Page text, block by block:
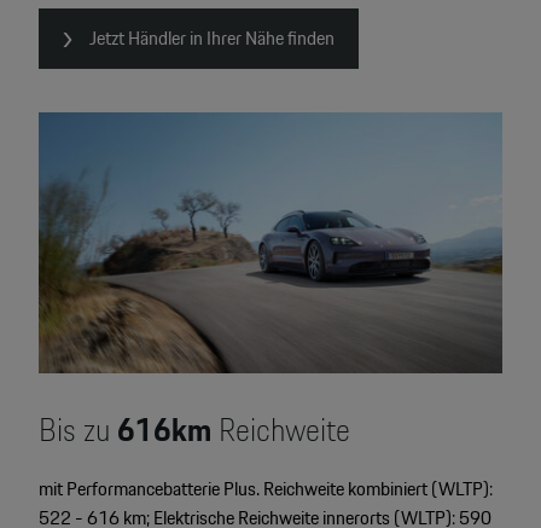
Jetzt Händler in Ihrer Nähe finden
Bis zu616km Reichweite
mit Performancebatterie Plus. Reichweite kombiniert (WLTP):
522 - 616 km; Elektrische Reichweite innerorts (WLTP): 590